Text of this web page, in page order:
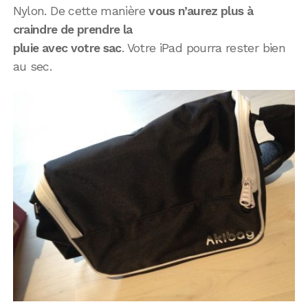
Nylon. De cette manièrevous n’aurez plus à
craindre de prendre la
pluie avec votre sac. Votre iPad pourra rester bien
au sec.